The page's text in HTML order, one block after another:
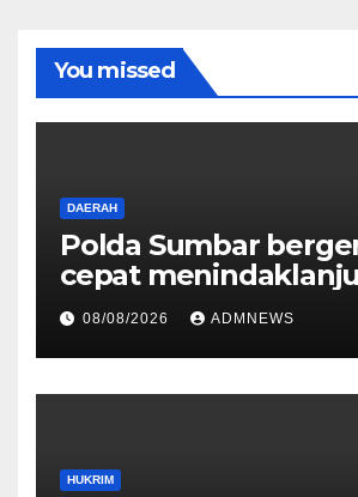
You missed
DAERAH
Polda Sumbar
cepat
dugaan insiden
yang diduga
seorang oknum
08/08/2026 ADMNEWS
HUKRIM